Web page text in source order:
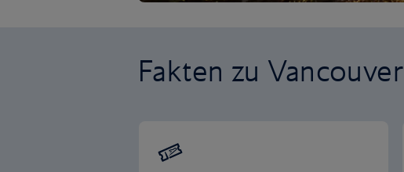
Fakten zu Vancouver